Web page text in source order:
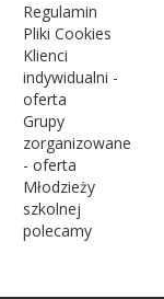
Regulamin
Pliki Cookies
Klienci
indywidualni -
oferta
Grupy
zorganizowane
- oferta
Młodzieży
szkolnej
polecamy